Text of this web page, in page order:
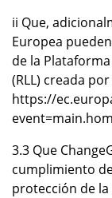
ii Que,
Europea
de la
(RLL) creada
https://
3.3 Que
cumplimiento
protección de